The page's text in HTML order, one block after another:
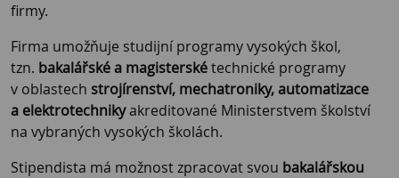
firmy.
Firma umožňuje studijní programy vysokých škol,
tzn. bakalářské a magisterskétechnické programy
v oblastech strojírenství, mechatroniky, automatizace
a elektrotechnikyakreditované Ministerstvem školství
na vybraných vysokých školách.
Stipendista má možnost zpracovat svou bakalářskou